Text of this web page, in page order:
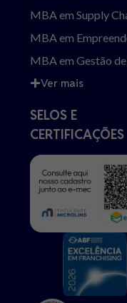
MBA em Supply
MBA em
MBA em Gestão
Ver mais
SELOS E
CERTIFICAÇÕES